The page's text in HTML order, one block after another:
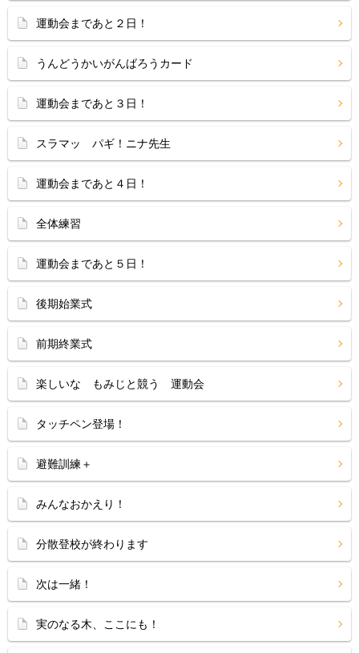
運動会まであと２日！
うんどうかいがんばろうカード
運動会まであと３日！
スラマッ パギ！ニナ先生
運動会まであと４日！
全体練習
運動会まであと５日！
後期始業式
前期終業式
楽しいな もみじと競う 運動会
タッチペン登場！
避難訓練＋
みんなおかえり！
分散登校が終わります
次は一緒！
実のなる木、ここにも！